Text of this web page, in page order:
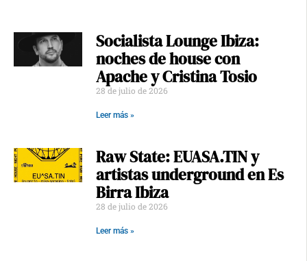
Socialista Lounge Ibiza:
noches de house con
Apache y Cristina Tosio
28 de julio de 2026
Leer más »
Raw State: EUASA.TIN y
artistas underground en Es
Birra Ibiza
28 de julio de 2026
Leer más »